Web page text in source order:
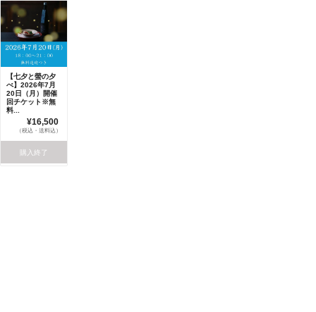
【七夕と螢の夕
べ】2026年7月
20日（月）開催
回チケット※無
料...
¥16,500
（税込・送料込）
購入終了